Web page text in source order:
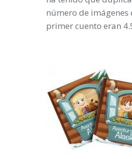
número de imágenes
primer cuento eran